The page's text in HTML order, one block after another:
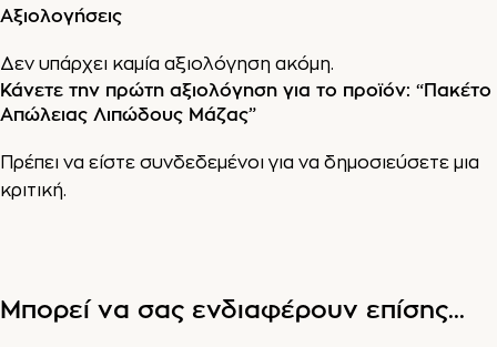
Αξιολογήσεις
Δεν υπάρχει καμία αξιολόγηση ακόμη.
Κάνετε την πρώτη αξιολόγηση για το προϊόν: “Πακέτο
Απώλειας Λιπώδους Μάζας”
Πρέπει να είστε συνδεδεμένοι για να δημοσιεύσετε μια
κριτική.
Μπορεί να σας ενδιαφέρουν επίσης...